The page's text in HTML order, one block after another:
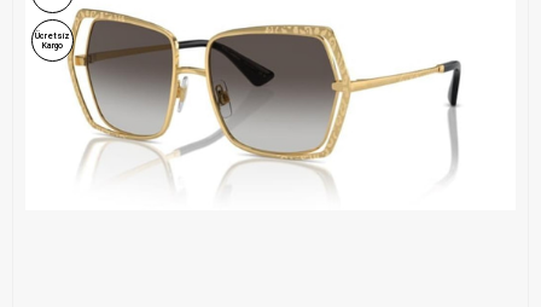
Ücretsiz
Kargo